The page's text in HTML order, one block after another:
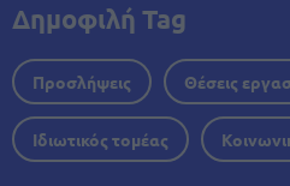
Δημοφιλή Tag
Προσλήψεις Θέσεις
Ιδιωτικός τομέας